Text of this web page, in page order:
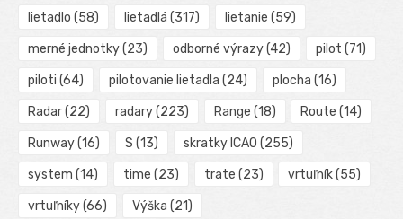
lietadlo (58) lietadlá (317) lietanie (59)
merné jednotky(23) odborné výrazy(42) pilot (71)
piloti (64) pilotovanie lietadla (24) plocha (16)
Radar(22) radary(223) Range (18) Route (14)
Runway(16) S (13) skratky ICAO (255)
system (14) time (23) trate (23) vrtuľník(55)
vrtuľníky(66) Výška (21)